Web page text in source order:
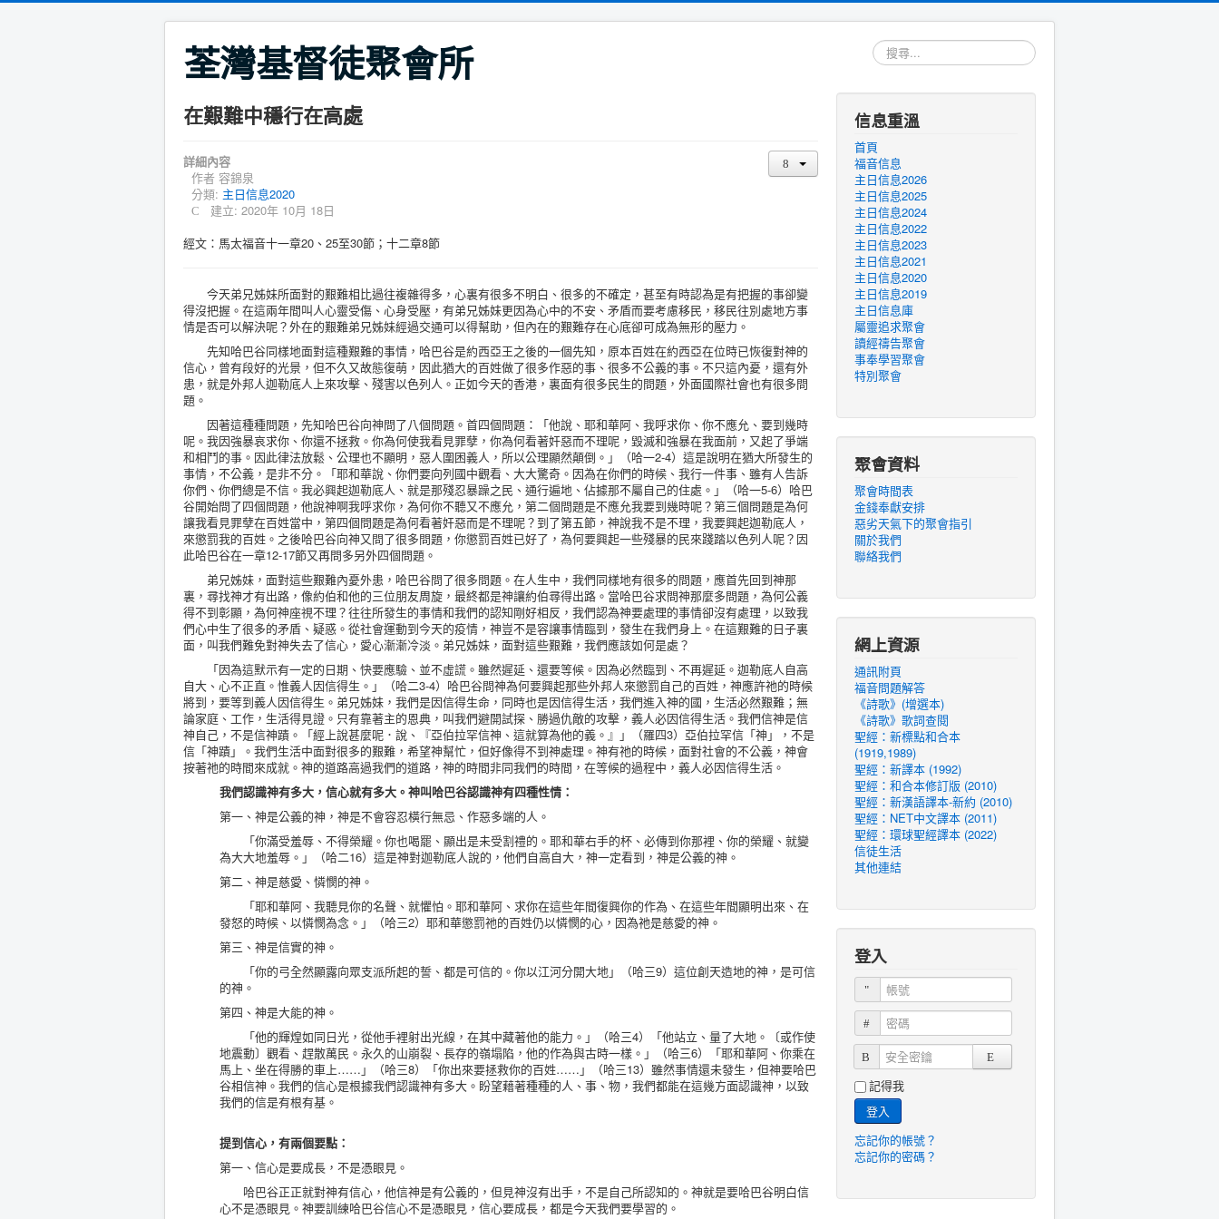
荃灣基督徒聚會所
搜
尋...
在艱難中穩行在高處
詳細內容
作者 容錦泉
分類: 主日信息2020
建立: 2020年 10月 18日
經文：馬太福音十一章20、25至30節；十二章8節
今天弟兄姊妹所面對的艱難相比過往複雜得多，心裏有很多不明白、很多的不確定，甚至有時認為是有把握的事卻變
得沒把握。在這兩年間叫人心靈受傷、心身受壓，有弟兄姊妹更因為心中的不安、矛盾而要考慮移民，移民往別處地方事
情是否可以解決呢？外在的艱難弟兄姊妹經過交通可以得幫助，但內在的艱難存在心底卻可成為無形的壓力。
先知哈巴谷同樣地面對這種艱難的事情，哈巴谷是約西亞王之後的一個先知，原本百姓在約西亞在位時已恢復對神的
信心，曾有段好的光景，但不久又故態復萌，因此猶大的百姓做了很多作惡的事、很多不公義的事。不只這內憂，還有外
患，就是外邦人迦勒底人上來攻擊、殘害以色列人。正如今天的香港，裏面有很多民生的問題，外面國際社會也有很多問
題。
因著這種種問題，先知哈巴谷向神問了八個問題。首四個問題：「他說、耶和華阿、我呼求你、你不應允、要到幾時
呢。我因強暴哀求你、你還不拯救。你為何使我看見罪孽，你為何看著奸惡而不理呢，毀滅和強暴在我面前，又起了爭端
和相鬥的事。因此律法放鬆、公理也不顯明，惡人圍困義人，所以公理顯然顛倒。」（哈一2-4）這是說明在猶大所發生的
事情，不公義，是非不分。「耶和華說、你們要向列國中觀看、大大驚奇。因為在你們的時候、我行一件事、雖有人告訴
你們、你們總是不信。我必興起迦勒底人、就是那殘忍暴躁之民、通行遍地、佔據那不屬自己的住處。」（哈一5-6）哈巴
谷開始問了四個問題，他說神啊我呼求你，為何你不聽又不應允，第二個問題是不應允我要到幾時呢？第三個問題是為何
讓我看見罪孽在百姓當中，第四個問題是為何看著奸惡而是不理呢？到了第五節，神說我不是不理，我要興起迦勒底人，
來懲罰我的百姓。之後哈巴谷向神又問了很多問題，你懲罰百姓已好了，為何要興起一些殘暴的民來踐踏以色列人呢？因
此哈巴谷在一章12-17節又再問多另外四個問題。
弟兄姊妹，面對這些艱難內憂外患，哈巴谷問了很多問題。在人生中，我們同樣地有很多的問題，應首先回到神那
裏，尋找神才有出路，像約伯和他的三位朋友周旋，最終都是神讓約伯尋得出路。當哈巴谷求問神那麼多問題，為何公義
得不到彰顯，為何神座視不理？往往所發生的事情和我們的認知剛好相反，我們認為神要處理的事情卻沒有處理，以致我
們心中生了很多的矛盾、疑惑。從社會運動到今天的疫情，神豈不是容讓事情臨到，發生在我們身上。在這艱難的日子裏
面，叫我們難免對神失去了信心，愛心漸漸冷淡。弟兄姊妹，面對這些艱難，我們應該如何是處？
「因為這默示有一定的日期、快要應驗、並不虛謊。雖然遲延、還要等候。因為必然臨到、不再遲延。迦勒底人自高
自大、心不正直。惟義人因信得生。」（哈二3-4）哈巴谷問神為何要興起那些外邦人來懲罰自己的百姓，神應許祂的時候
將到，要等到義人因信得生。弟兄姊妹，我們是因信得生命，同時也是因信得生活，我們進入神的國，生活必然艱難；無
論家庭、工作，生活得見證。只有靠著主的恩典，叫我們避開試探、勝過仇敵的攻擊，義人必因信得生活。我們信神是信
神自己，不是信神蹟。「經上說甚麼呢．說、『亞伯拉罕信神、這就算為他的義。』」（羅四3）亞伯拉罕信「神」，不是
信「神蹟」。我們生活中面對很多的艱難，希望神幫忙，但好像得不到神處理。神有祂的時候，面對社會的不公義，神會
按著祂的時間來成就。神的道路高過我們的道路，神的時間非同我們的時間，在等候的過程中，義人必因信得生活。
我們認識神有多大，信心就有多大。神叫哈巴谷認識神有四種性情：
第一、神是公義的神，神是不會容忍橫行無忌、作惡多端的人。
「你滿受羞辱、不得榮耀。你也喝罷、顯出是未受割禮的。耶和華右手的杯、必傳到你那裡、你的榮耀、就變
為大大地羞辱。」（哈二16）這是神對迦勒底人說的，他們自高自大，神一定看到，神是公義的神。
第二、神是慈愛、憐憫的神。
「耶和華阿、我聽見你的名聲、就懼怕。耶和華阿、求你在這些年間復興你的作為、在這些年間顯明出來、在
發怒的時候、以憐憫為念。」（哈三2）耶和華懲罰祂的百姓仍以憐憫的心，因為祂是慈愛的神。
第三、神是信實的神。
「你的弓全然顯露向眾支派所起的誓、都是可信的。你以江河分開大地」（哈三9）這位創天造地的神，是可信
的神。
第四、神是大能的神。
「他的輝煌如同日光，從他手裡射出光線，在其中藏著他的能力。」（哈三4）「他站立、量了大地。〔或作使
地震動〕觀看、趕散萬民。永久的山崩裂、長存的嶺塌陷，他的作為與古時一樣。」（哈三6）「耶和華阿、你乘在
馬上、坐在得勝的車上……」（哈三8）「你出來要拯救你的百姓……」（哈三13）雖然事情還未發生，但神要哈巴
谷相信神。我們的信心是根據我們認識神有多大。盼望藉著種種的人、事、物，我們都能在這幾方面認識神，以致
我們的信是有根有基。
提到信心，有兩個要點：
第一、信心是要成長，不是憑眼見。
哈巴谷正正就對神有信心，他信神是有公義的，但見神沒有出手，不是自己所認知的。神就是要哈巴谷明白信
心不是憑眼見。神要訓練哈巴谷信心不是憑眼見，信心要成長，都是今天我們要學習的。
信息重溫
首頁
福音信息
主日信息2026
主日信息2025
主日信息2024
主日信息2022
主日信息2023
主日信息2021
主日信息2020
主日信息2019
主日信息庫
屬靈追求聚會
讀經禱告聚會
事奉學習聚會
特別聚會
聚會資料
聚會時間表
金錢奉獻安排
惡劣天氣下的聚會指引
關於我們
聯絡我們
網上資源
通訊附頁
福音問題解答
《詩歌》(增選本)
《詩歌》歌詞查閱
聖經：新標點和合本
(1919,1989)
聖經：新譯本 (1992)
聖經：和合本修訂版 (2010)
聖經：新漢語譯本-新約 (2010)
聖經：NET中文譯本 (2011)
聖經：環球聖經譯本 (2022)
信徒生活
其他連結
登入
帳號
密碼
安全密鑰
記得我
登入
忘記你的帳號？
忘記你的密碼？